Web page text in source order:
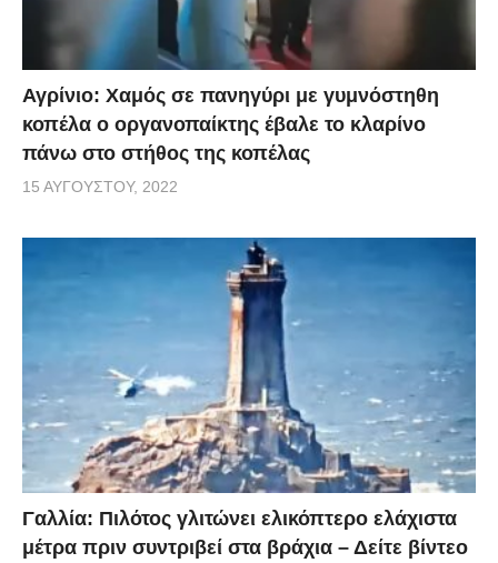
Αγρίνιο: Χαμός σε πανηγύρι με γυμνόστηθη
κοπέλα ο οργανοπαίκτης έβαλε το κλαρίνο
πάνω στο στήθος της κοπέλας
15 ΑΥΓΟΎΣΤΟΥ, 2022
Γαλλία: Πιλότος γλιτώνει ελικόπτερο ελάχιστα
μέτρα πριν συντριβεί στα βράχια – Δείτε βίντεο